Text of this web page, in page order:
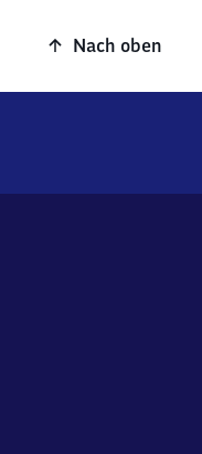
Nach oben